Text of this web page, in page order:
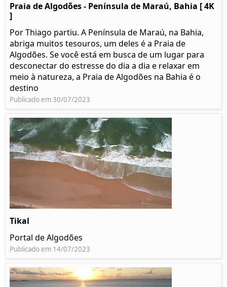
Praia de Algodões - Península de Maraú, Bahia [ 4K
]
Por Thiago partiu. A Península de Maraú, na Bahia,
abriga muitos tesouros, um deles é a Praia de
Algodões. Se você está em busca de um lugar para
desconectar do estresse do dia a dia e relaxar em
meio à natureza, a Praia de Algodões na Bahia é o
destino
Publicado em 30/07/2023
Tikal
Portal de Algodões
Publicado em 14/07/2023